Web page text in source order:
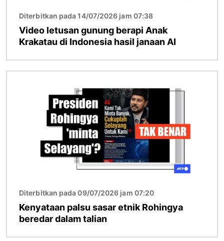
Diterbitkan pada 14/07/2026 jam 07:38
Video letusan gunung berapi Anak
Krakatau di Indonesia hasil janaan AI
Diterbitkan pada 09/07/2026 jam 07:20
Kenyataan palsu sasar etnik Rohingya
beredar dalam talian